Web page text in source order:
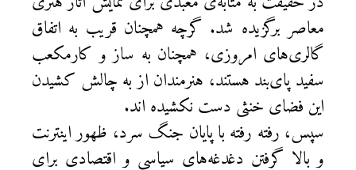
معاصر برگزیده شد. گرچه همچنان قریب به اتفاق
گالری‌های امروزی، همچنان به ساز و کارمکعب
سفید پای‌بند هستند، هنرمندان از به چالش کشیدن
این فضای خنثی دست نکشیده اند.
سپس، رفته رفته با پایان جنگ سرد، ظهور اینترنت
و بالا گرفتن دغدغه‌های سیاسی و اقتصادی برای